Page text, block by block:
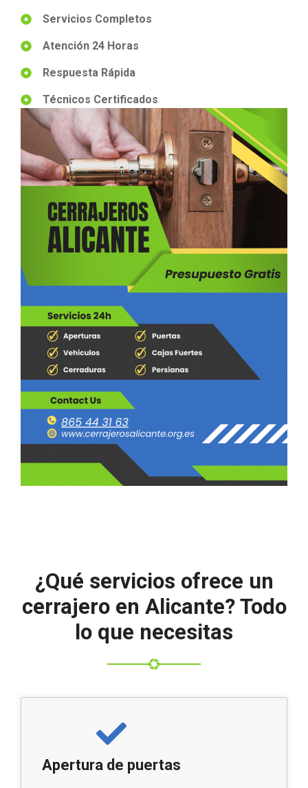
Servicios Completos
Atención 24 Horas
Respuesta Rápida
Técnicos Certificados
¿Qué servicios ofrece un
cerrajero en Alicante? Todo
lo que necesitas
Apertura de puertas